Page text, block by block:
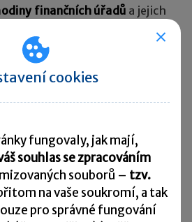
finančních úřadů a jejich
vždy od 8:00
poslední den lhůty pro
cookies
fungovaly, jak mají,
souhlas se zpracováním
souborů – tzv.
na vaše soukromí, a tak
pro správné fungování